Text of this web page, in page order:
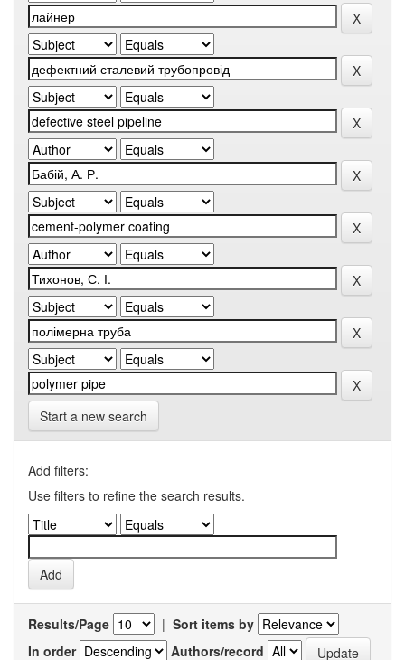
Start a new search
Add filters:
Use filters to refine the search results.
Results/Page | Sort items by
In order
Authors/record